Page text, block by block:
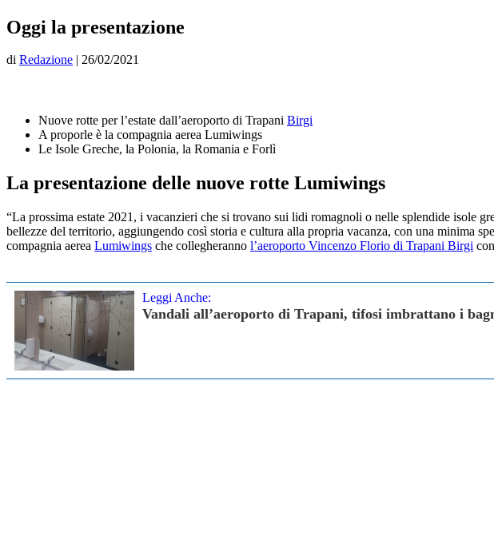
Oggi la presentazione
di Redazione | 26/02/2021
Nuove rotte per l’estate dall’aeroporto di Trapani Birgi
A proporle è la compagnia aerea Lumiwings
Le Isole Greche, la Polonia, la Romania e Forlì
La presentazione delle nuove rotte Lumiwings
“La prossima estate 2021, i vacanzieri che si trovano sui lidi romagnoli o nelle splendide isole
bellezze del territorio, aggiungendo così storia e cultura alla propria vacanza, con una minima
compagnia aerea Lumiwings che collegheranno l’aeroporto Vincenzo Florio di Trapani Birgi
Leggi Anche:
Vandali all’aeroporto di Trapani, tifosi imbrattano i